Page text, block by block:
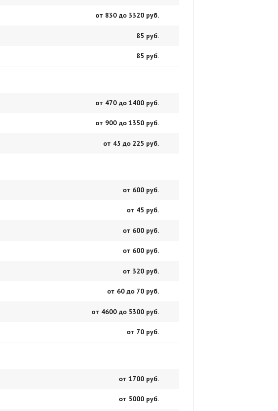
от 830 до 3320 руб.
85 руб.
85 руб.
от 470 до 1400 руб.
от 900 до 1350 руб.
от 45 до 225 руб.
от 600 руб.
от 45 руб.
от 600 руб.
от 600 руб.
от 320 руб.
от 60 до 70 руб.
от 4600 до 5300 руб.
от 70 руб.
от 1700 руб.
от 5000 руб.